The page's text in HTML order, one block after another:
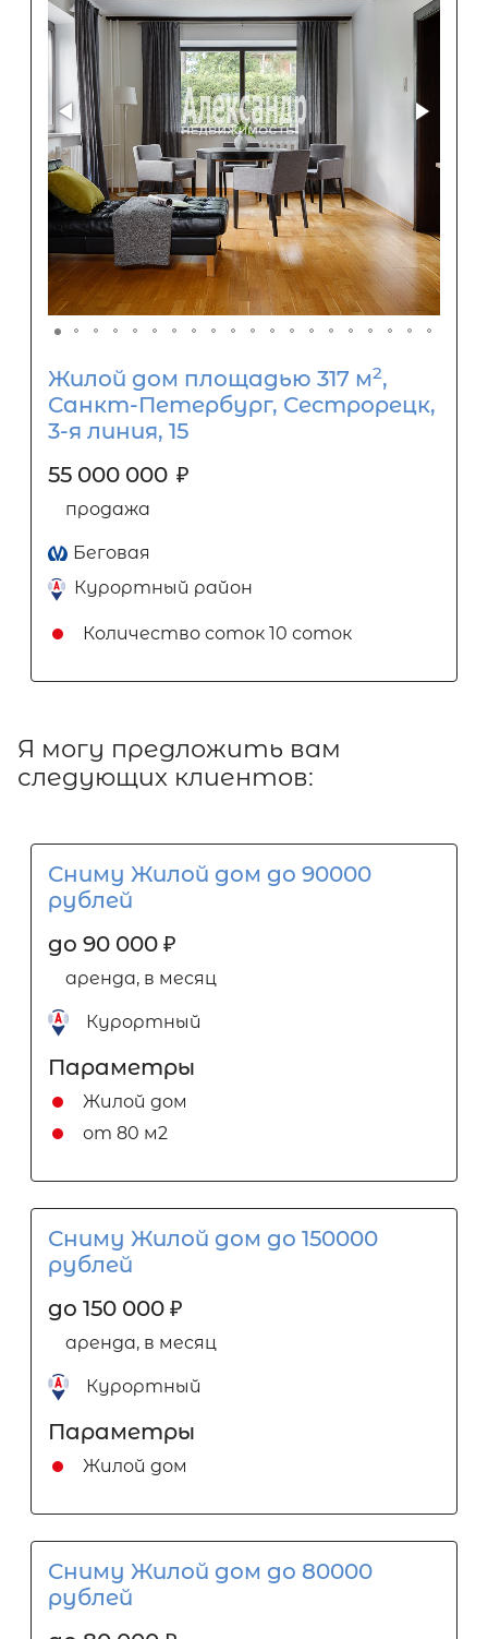
Жилой дом площадью 317 м2,
Санкт-Петербург, Сестрорецк,
3-я линия, 15
55 000 000 ₽
продажа
Беговая
Курортный район
Количество соток 10 соток
Я могу предложить вам
следующих клиентов:
Сниму Жилой дом до 90000
рублей
до 90 000 ₽
аренда, в месяц
Курортный
Параметры
Жилой дом
от 80 м2
Сниму Жилой дом до 150000
рублей
до 150 000 ₽
аренда, в месяц
Курортный
Параметры
Жилой дом
Сниму Жилой дом до 80000
рублей